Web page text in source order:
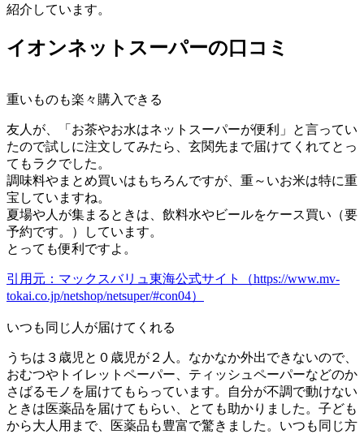
紹介しています。
イオンネットスーパーの口コミ
重いものも楽々購入できる
友人が、「お茶やお水はネットスーパーが便利」と言ってい
たので試しに注文してみたら、玄関先まで届けてくれてとっ
てもラクでした。
調味料やまとめ買いはもちろんですが、重～いお米は特に重
宝していますね。
夏場や人が集まるときは、飲料水やビールをケース買い（要
予約です。）しています。
とっても便利ですよ。
引用元：マックスバリュ東海公式サイト（https://www.mv-
tokai.co.jp/netshop/netsuper/#con04）
いつも同じ人が届けてくれる
うちは３歳児と０歳児が２人。なかなか外出できないので、
おむつやトイレットペーパー、ティッシュペーパーなどのか
さばるモノを届けてもらっています。自分が不調で動けない
ときは医薬品を届けてもらい、とても助かりました。子ども
から大人用まで、医薬品も豊富で驚きました。いつも同じ方